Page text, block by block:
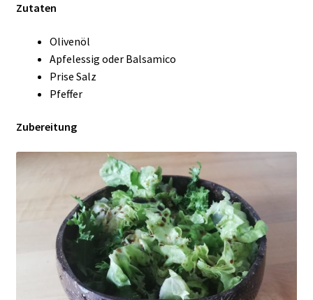
Zutaten
Olivenöl
Apfelessig oder Balsamico
Prise Salz
Pfeffer
Zubereitung